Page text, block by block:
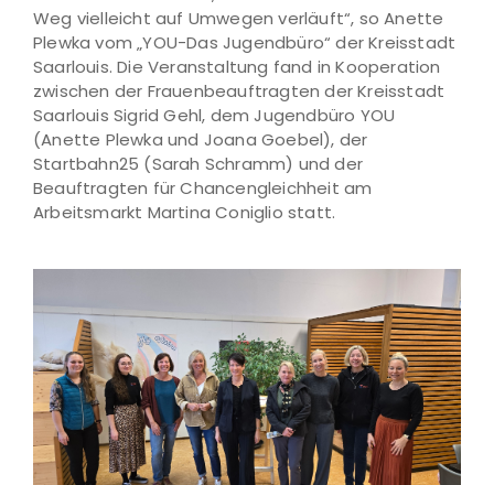
Weg vielleicht auf Umwegen verläuft“, so Anette
Plewka vom „YOU-Das Jugendbüro“ der Kreisstadt
Saarlouis. Die Veranstaltung fand in Kooperation
zwischen der Frauenbeauftragten der Kreisstadt
Saarlouis Sigrid Gehl, dem Jugendbüro YOU
(Anette Plewka und Joana Goebel), der
Startbahn25 (Sarah Schramm) und der
Beauftragten für Chancengleichheit am
Arbeitsmarkt Martina Coniglio statt.